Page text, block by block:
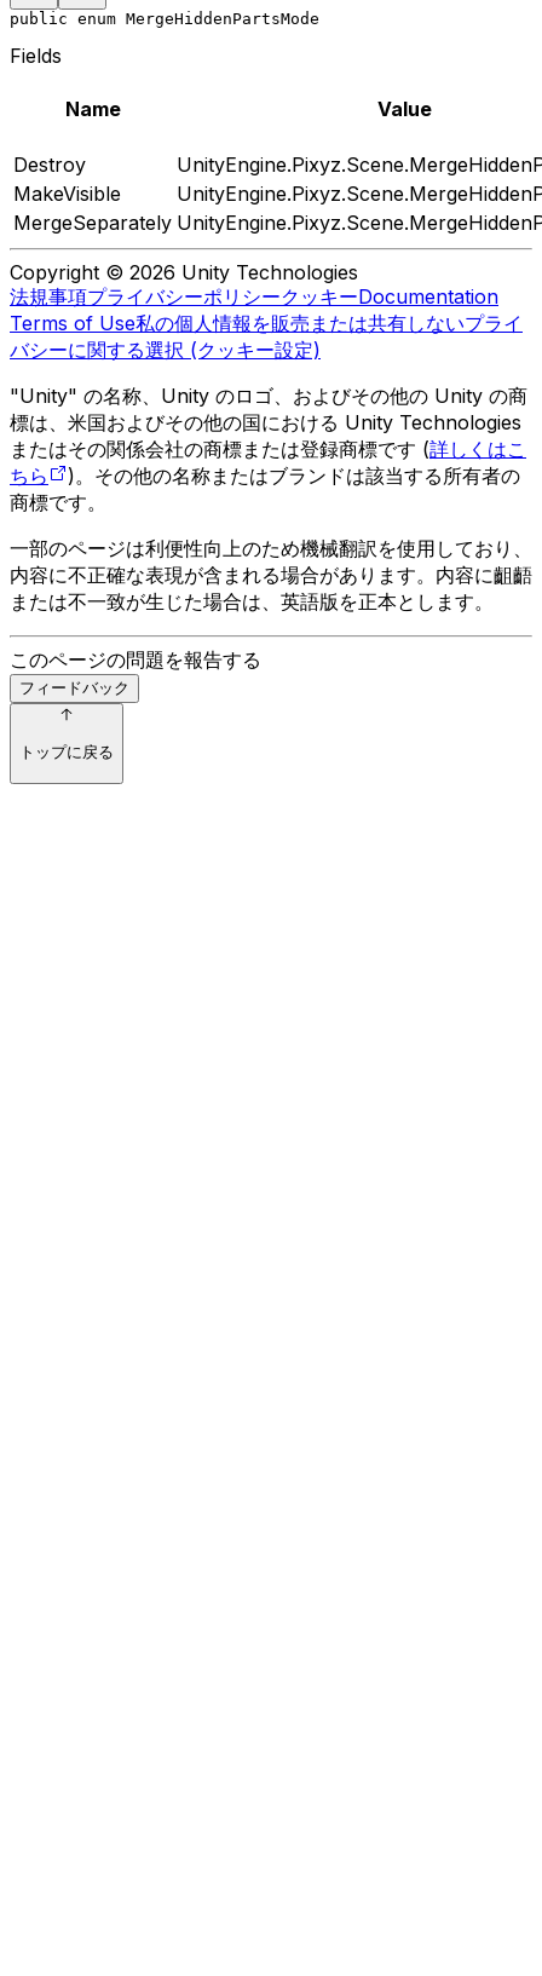
public enum MergeHiddenPartsMode
Fields
Name Value
Destroy
MakeVisible
MergeSeparately
Copyright © 2026 Unity Technologies
法規事項プライバシーポリシークッキーDocumentation
Terms of Use私の個人情報を販売または共有しないプライ
バシーに関する選択 (クッキー設定)
"Unity" の名称、Unity のロゴ、およびその他の Unity の商
標は、米国およびその他の国における Unity Technologies
またはその関係会社の商標または登録商標です (詳しくはこ
ちら
)。その他の名称またはブランドは該当する所有者の
商標です。
一部のページは利便性向上のため機械翻訳を使用しており、
内容に不正確な表現が含まれる場合があります。内容に齟齬
または不一致が生じた場合は、英語版を正本とします。
このページの問題を報告する
フィードバック
トップに戻る